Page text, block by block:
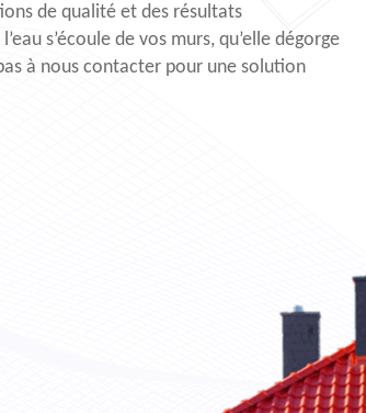
de qualité et des résultats
s’écoule de vos murs, qu’elle dégorge
à nous contacter pour une solution